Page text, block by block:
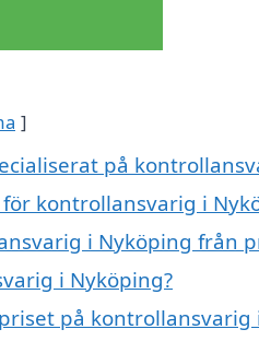
på
kontrollansvarig i
i Nyköping från
i Nyköping?
på kontrollansvarig